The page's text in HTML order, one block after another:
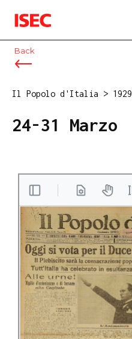
ISEC
Back
Il Popolo d'Italia > 1929
24-31 Marzo